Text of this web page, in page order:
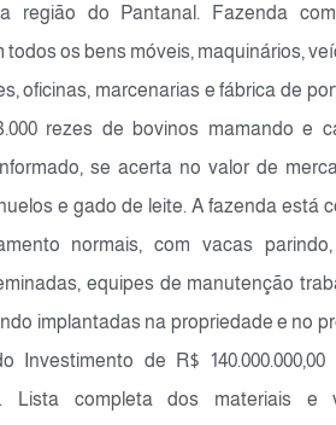
região do Pantanal. Fazenda
todos os bens móveis, maquinários,
oficinas, marcenarias e fábrica de
rezes de bovinos mamando e
se acerta no valor de
e gado de leite. A fazenda está
normais, com vacas
equipes de manutenção
implantadas na propriedade e no
Investimento de R$
Lista completa dos materiais e